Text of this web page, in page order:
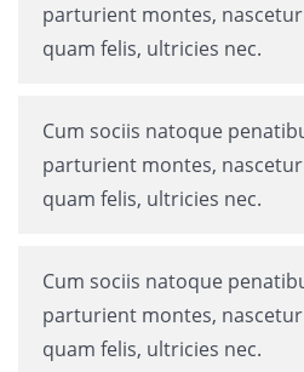
parturient montes,
quam felis, ultricies nec.
Cum sociis natoque
parturient montes,
quam felis, ultricies nec.
Cum sociis natoque
parturient montes,
quam felis, ultricies nec.